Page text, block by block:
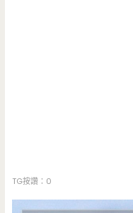
TG按讚：0